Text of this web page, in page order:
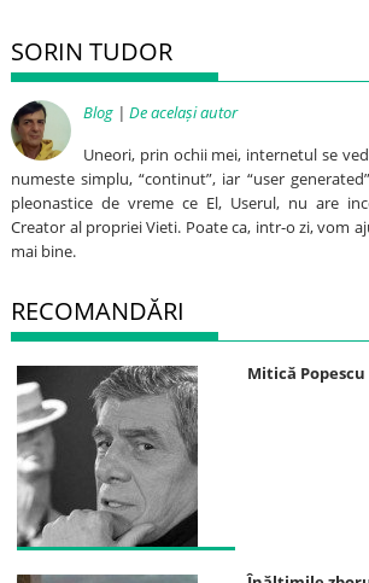
SORIN TUDOR
Blog |De același autor
Uneori, prin ochii mei, internetul se
numeste simplu, “continut”, iar “user
pleonastice de vreme ce El, Userul, nu are
Creator al propriei Vieti. Poate ca, intr-o zi, vom
mai bine.
RECOMANDĂRI
Mitică Popescu